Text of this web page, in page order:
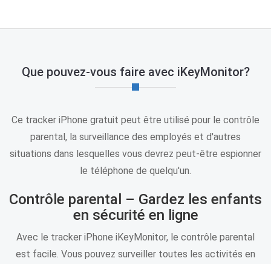
Que pouvez-vous faire avec iKeyMonitor?
Ce tracker iPhone gratuit peut être utilisé pour le contrôle
parental, la surveillance des employés et d'autres
situations dans lesquelles vous devrez peut-être espionner
le téléphone de quelqu'un.
Contrôle parental – Gardez les enfants
en sécurité en ligne
Avec le tracker iPhone iKeyMonitor, le contrôle parental
est facile. Vous pouvez surveiller toutes les activités en